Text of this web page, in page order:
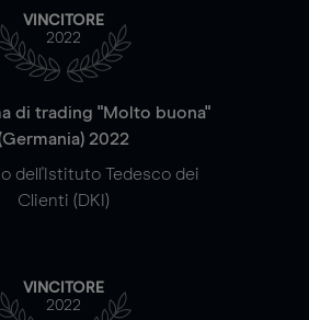
VINCITORE
2022
di trading "Molto buona"
2022
dell'Istituto Tedesco dei
Clienti (DKI)
VINCITORE
2022